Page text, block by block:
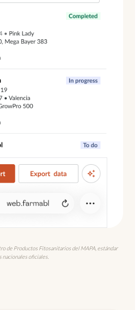
de Productos Fitosanitarios del MAPA, estándar
nacionales oficiales.